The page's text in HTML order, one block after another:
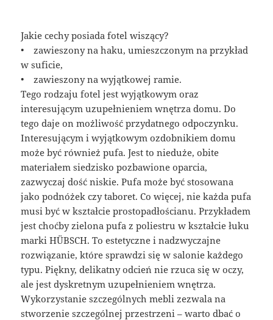
Jakie cechy posiada fotel wiszący?
• zawieszony na haku, umieszczonym na przykład
w suficie,
• zawieszony na wyjątkowej ramie.
Tego rodzaju fotel jest wyjątkowym oraz
interesującym uzupełnieniem wnętrza domu. Do
tego daje on możliwość przydatnego odpoczynku.
Interesującym i wyjątkowym ozdobnikiem domu
może być również pufa. Jest to nieduże, obite
materiałem siedzisko pozbawione oparcia,
zazwyczaj dość niskie. Pufa może być stosowana
jako podnóżek czy taboret. Co więcej, nie każda pufa
musi być w kształcie prostopadłościanu. Przykładem
jest choćby zielona pufa z poliestru w kształcie łuku
marki HÜBSCH. To estetyczne i nadzwyczajne
rozwiązanie, które sprawdzi się w salonie każdego
typu. Piękny, delikatny odcień nie rzuca się w oczy,
ale jest dyskretnym uzupełnieniem wnętrza.
Wykorzystanie szczególnych mebli zezwala na
stworzenie szczególnej przestrzeni – warto dbać o